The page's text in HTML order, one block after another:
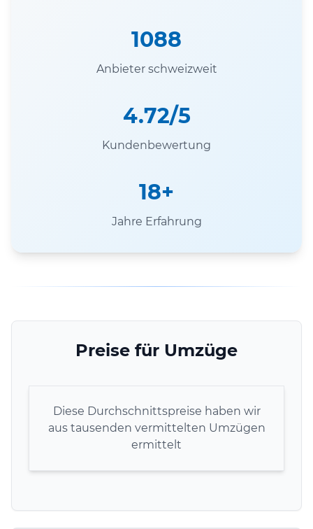
1088
Anbieter schweizweit
4.72/5
Kundenbewertung
18+
Jahre Erfahrung
Preise für Umzüge
Diese Durchschnittspreise haben wir
aus tausenden vermittelten Umzügen
ermittelt